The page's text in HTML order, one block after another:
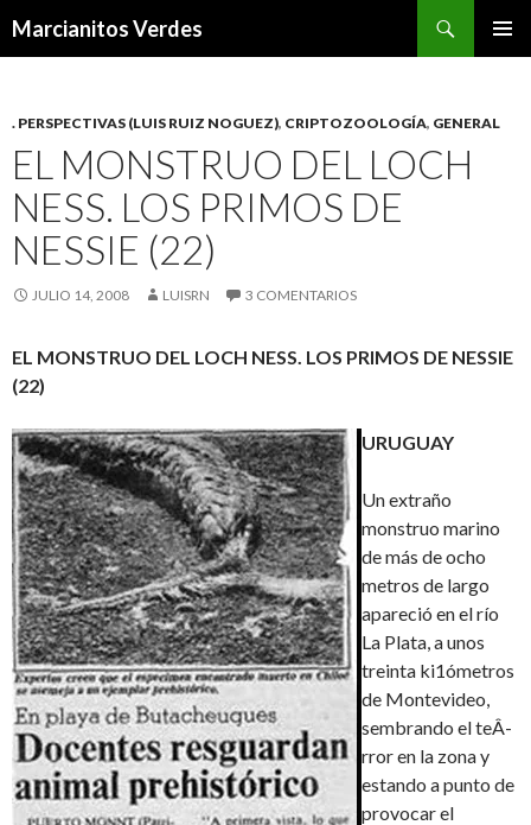
Marcianitos Verdes
. PERSPECTIVAS (LUIS RUIZ NOGUEZ), CRIPTOZOOLOGÍA, GENERAL
EL MONSTRUO DEL LOCH
NESS. LOS PRIMOS DE
NESSIE (22)
JULIO 14, 2008 LUISRN 3 COMENTARIOS
EL MONSTRUO DEL LOCH NESS. LOS PRIMOS DE NESSIE
(22)
URUGUAY
Un extraño
monstruo marino
de más de ocho
metros de largo
apareció en el río
La Plata, a unos
treinta ki1ómetros
de Montevideo,
sembrando el teÂ­
rror en la zona y
estando a punto de
provocar el